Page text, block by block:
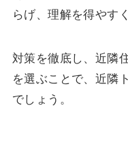
らげ、理解を得やす
対策を徹底し、近隣
を選ぶことで、近隣
でしょう。